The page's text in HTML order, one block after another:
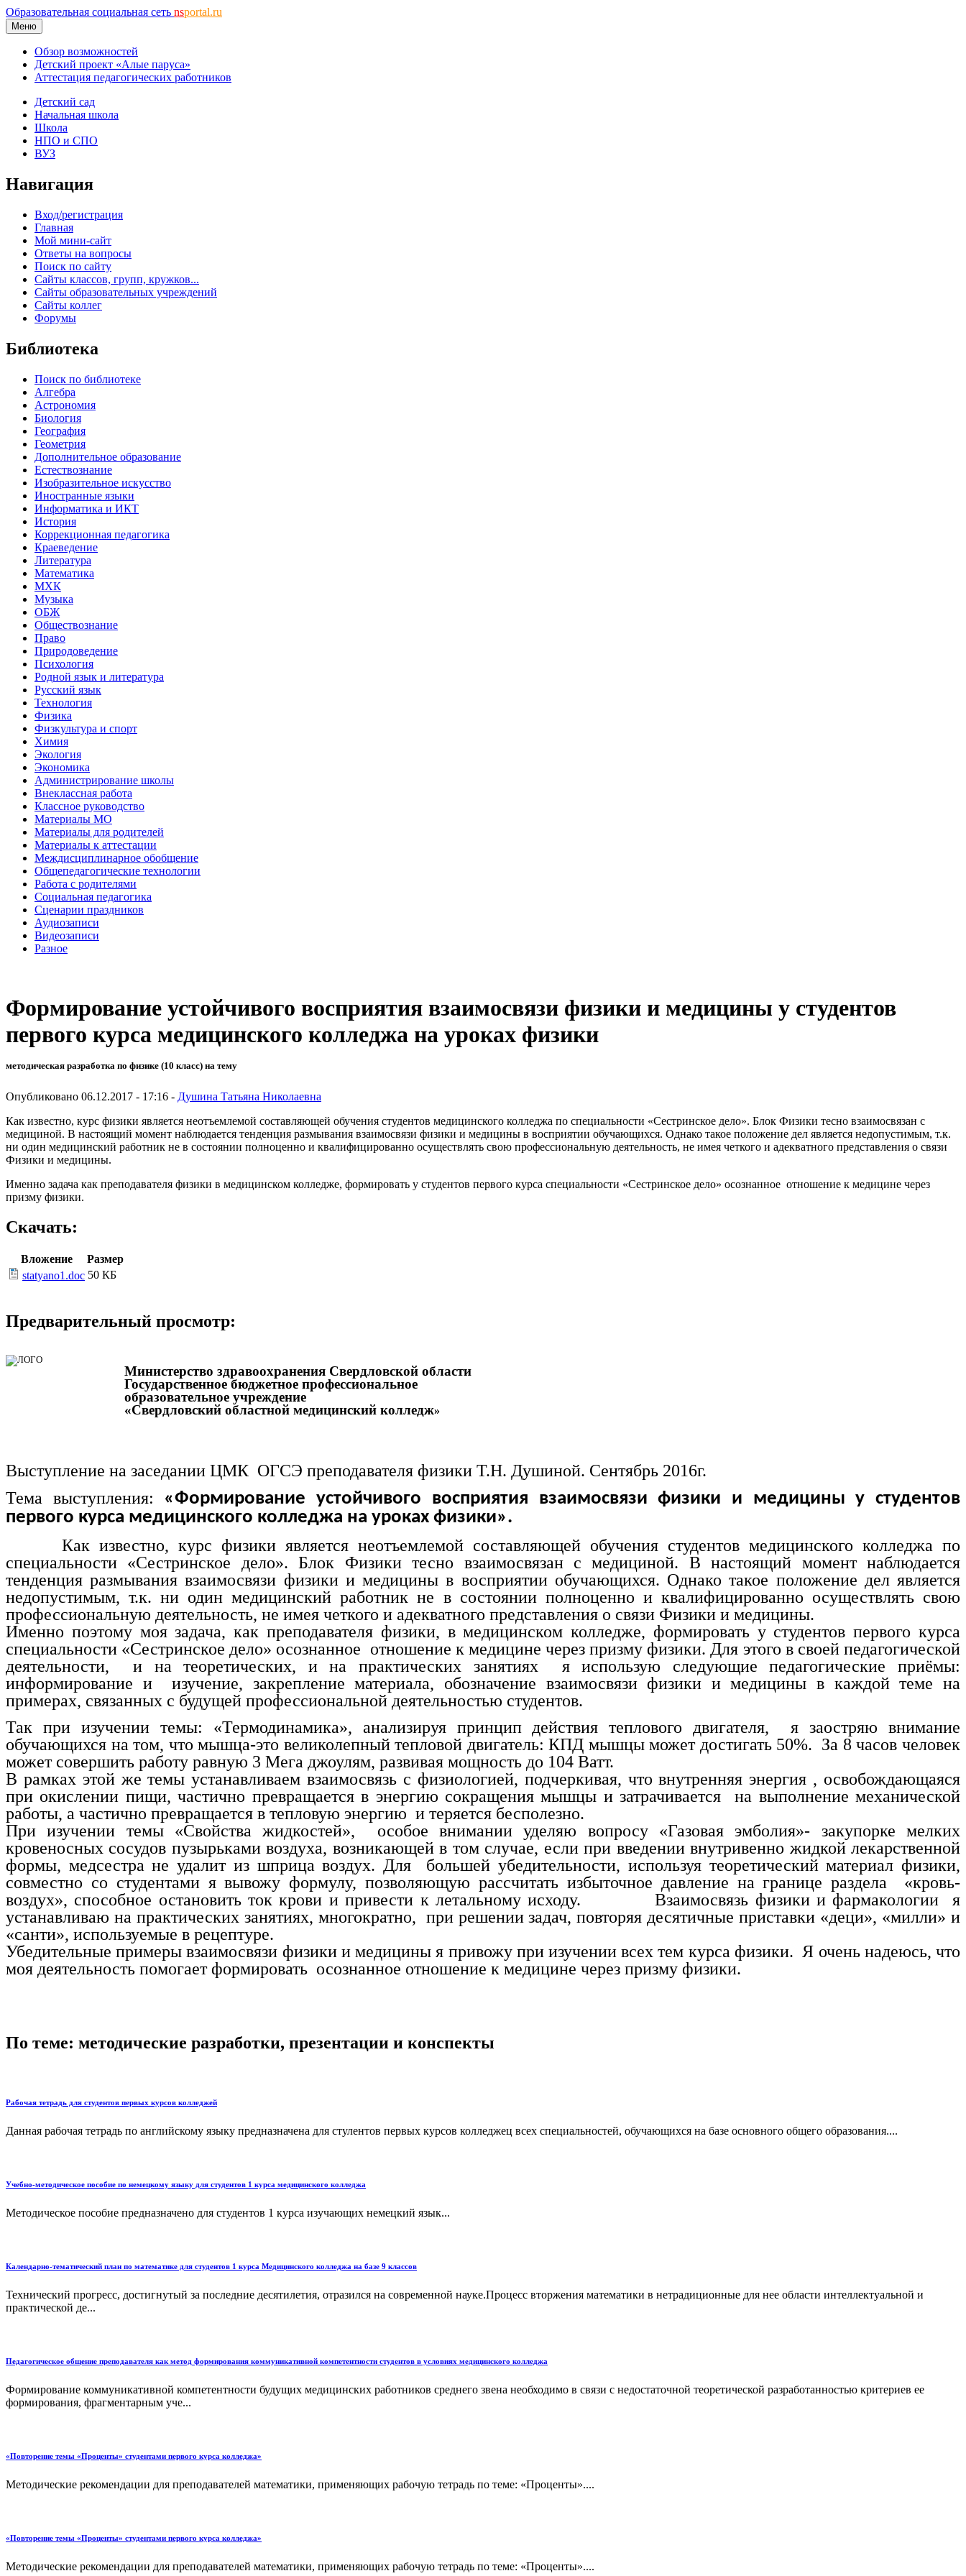
Образовательная социальная сеть nsportal.ru
Меню
Обзор возможностей
Детский проект «Алые паруса»
Аттестация педагогических работников
Детский сад
Начальная школа
Школа
НПО и СПО
ВУЗ
Навигация
Вход/регистрация
Главная
Мой мини-сайт
Ответы на вопросы
Поиск по сайту
Сайты классов, групп, кружков...
Сайты образовательных учреждений
Сайты коллег
Форумы
Библиотека
Поиск по библиотеке
Алгебра
Астрономия
Биология
География
Геометрия
Дополнительное образование
Естествознание
Изобразительное искусство
Иностранные языки
Информатика и ИКТ
История
Коррекционная педагогика
Краеведение
Литература
Математика
МХК
Музыка
ОБЖ
Обществознание
Право
Природоведение
Психология
Родной язык и литература
Русский язык
Технология
Физика
Физкультура и спорт
Химия
Экология
Экономика
Администрирование школы
Внеклассная работа
Классное руководство
Материалы МО
Материалы для родителей
Материалы к аттестации
Междисциплинарное обобщение
Общепедагогические технологии
Работа с родителями
Социальная педагогика
Сценарии праздников
Аудиозаписи
Видеозаписи
Разное
Формирование устойчивого восприятия взаимосвязи физики и медицины у студентов
первого курса медицинского колледжа на уроках физики
методическая разработка по физике (10 класс) на тему
Опубликовано 06.12.2017 - 17:16 - Душина Татьяна Николаевна
Как известно, курс физики является неотъемлемой составляющей обучения студентов медицинского колледжа по специальности «Сестринское дело». Блок Физики тесно взаимосвязан с
медициной. В настоящий момент наблюдается тенденция размывания взаимосвязи физики и медицины в восприятии обучающихся. Однако такое положение дел является недопустимым, т.к.
ни один медицинский работник не в состоянии полноценно и квалифицированно осуществлять свою профессиональную деятельность, не имея четкого и адекватного представления о связи
Физики и медицины.
Именно задача как преподавателя физики в медицинском колледже, формировать у студентов первого курса специальности «Сестринское дело» осознанное отношение к медицине через
призму физики.
Скачать:
Вложение
Размер
statyano1.doc 50 КБ
Предварительный просмотр:
Министерство здравоохранения Свердловской области
Государственное бюджетное профессиональное
образовательное учреждение
«Свердловский областной медицинский колледж»
Выступление на заседании ЦМК ОГСЭ преподавателя физики Т.Н. Душиной. Сентябрь 2016г.
Тема выступления: «Формирование устойчивого восприятия взаимосвязи физики и медицины у студентов
первого курса медицинского колледжа на уроках физики».
Как известно, курс физики является неотъемлемой составляющей обучения студентов медицинского колледжа по
специальности «Сестринское дело». Блок Физики тесно взаимосвязан с медициной. В настоящий момент наблюдается
тенденция размывания взаимосвязи физики и медицины в восприятии обучающихся. Однако такое положение дел является
недопустимым, т.к. ни один медицинский работник не в состоянии полноценно и квалифицированно осуществлять свою
профессиональную деятельность, не имея четкого и адекватного представления о связи Физики и медицины.
Именно поэтому моя задача, как преподавателя физики, в медицинском колледже, формировать у студентов первого курса
специальности «Сестринское дело» осознанное отношение к медицине через призму физики. Для этого в своей педагогической
деятельности, и на теоретических, и на практических занятиях я использую следующие педагогические приёмы:
информирование и изучение, закрепление материала, обозначение взаимосвязи физики и медицины в каждой теме на
примерах, связанных с будущей профессиональной деятельностью студентов.
Так при изучении темы: «Термодинамика», анализируя принцип действия теплового двигателя, я заостряю внимание
обучающихся на том, что мышца-это великолепный тепловой двигатель: КПД мышцы может достигать 50%. За 8 часов человек
может совершить работу равную 3 Мега джоулям, развивая мощность до 104 Ватт.
В рамках этой же темы устанавливаем взаимосвязь с физиологией, подчеркивая, что внутренняя энергия , освобождающаяся
при окислении пищи, частично превращается в энергию сокращения мышцы и затрачивается на выполнение механической
работы, а частично превращается в тепловую энергию и теряется бесполезно.
При изучении темы «Свойства жидкостей», особое внимании уделяю вопросу «Газовая эмболия»- закупорке мелких
кровеносных сосудов пузырьками воздуха, возникающей в том случае, если при введении внутривенно жидкой лекарственной
формы, медсестра не удалит из шприца воздух. Для большей убедительности, используя теоретический материал физики,
совместно со студентами я вывожу формулу, позволяющую рассчитать избыточное давление на границе раздела «кровь-
воздух», способное остановить ток крови и привести к летальному исходу. Взаимосвязь физики и фармакологии я
устанавливаю на практических занятиях, многократно, при решении задач, повторяя десятичные приставки «деци», «милли» и
«санти», используемые в рецептуре.
Убедительные примеры взаимосвязи физики и медицины я привожу при изучении всех тем курса физики. Я очень надеюсь, что
моя деятельность помогает формировать осознанное отношение к медицине через призму физики.
По теме: методические разработки, презентации и конспекты
Рабочая тетрадь для студентов первых курсов колледжей
Данная рабочая тетрадь по английскому языку предназначена для стулентов первых курсов колледжец всех специальностей, обучающихся на базе основного общего образования....
Учебно-методическое пособие по немецкому языку для студентов 1 курса медицинского колледжа
Методическое пособие предназначено для студентов 1 курса изучающих немецкий язык...
Календарно-тематический план по математике для студентов 1 курса Медицинского колледжа на базе 9 классов
Технический прогресс, достигнутый за последние десятилетия, отразился на современной науке.Процесс вторжения математики в нетрадиционные для нее области интеллектуальной и
практической де...
Педагогическое общение преподавателя как метод формирования коммуникативной компетентности студентов в условиях медицинского колледжа
Формирование коммуникативной компетентности будущих медицинских работников среднего звена необходимо в связи с недостаточной теоретической разработанностью критериев ее
формирования, фрагментарным уче...
«Повторение темы «Проценты» студентами первого курса колледжа»
Методические рекомендации для преподавателей математики, применяющих рабочую тетрадь по теме: «Проценты»....
«Повторение темы «Проценты» студентами первого курса колледжа»
Методические рекомендации для преподавателей математики, применяющих рабочую тетрадь по теме: «Проценты»....